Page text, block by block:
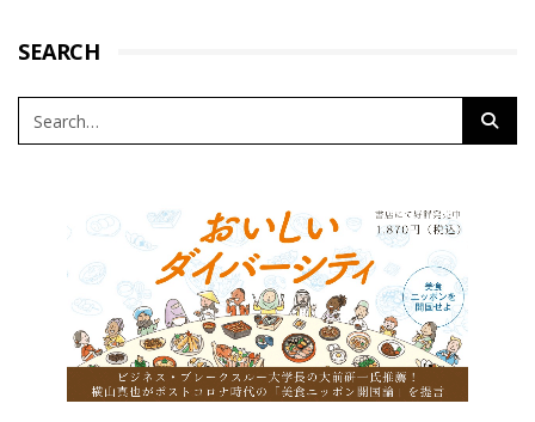
SEARCH